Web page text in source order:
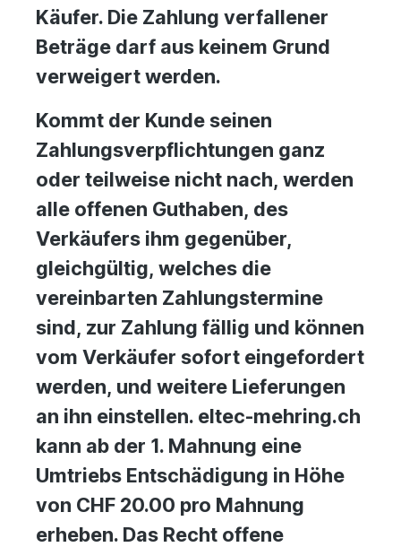
Käufer. Die Zahlung verfallener
Beträge darf aus keinem Grund
verweigert werden.
Kommt der Kunde seinen
Zahlungsverpflichtungen ganz
oder teilweise nicht nach, werden
alle offenen Guthaben, des
Verkäufers ihm gegenüber,
gleichgültig, welches die
vereinbarten Zahlungstermine
sind, zur Zahlung fällig und können
vom Verkäufer sofort eingefordert
werden, und weitere Lieferungen
an ihn einstellen. eltec-mehring.ch
kann ab der 1. Mahnung eine
Umtriebs Entschädigung in Höhe
von CHF 20.00 pro Mahnung
erheben. Das Recht offene